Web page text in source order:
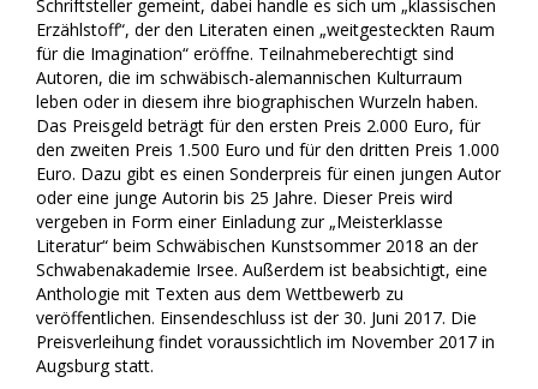
Schriftsteller gemeint, dabei handle es sich um „klassischen
Erzählstoff“, der den Literaten einen „weitgesteckten Raum
für die Imagination“ eröffne. Teilnahmeberechtigt sind
Autoren, die im schwäbisch-alemannischen Kulturraum
leben oder in diesem ihre biographischen Wurzeln haben.
Das Preisgeld beträgt für den ersten Preis 2.000 Euro, für
den zweiten Preis 1.500 Euro und für den dritten Preis 1.000
Euro. Dazu gibt es einen Sonderpreis für einen jungen Autor
oder eine junge Autorin bis 25 Jahre. Dieser Preis wird
vergeben in Form einer Einladung zur „Meisterklasse
Literatur“ beim Schwäbischen Kunstsommer 2018 an der
Schwabenakademie Irsee. Außerdem ist beabsichtigt, eine
Anthologie mit Texten aus dem Wettbewerb zu
veröffentlichen. Einsendeschluss ist der 30. Juni 2017. Die
Preisverleihung findet voraussichtlich im November 2017 in
Augsburg statt.